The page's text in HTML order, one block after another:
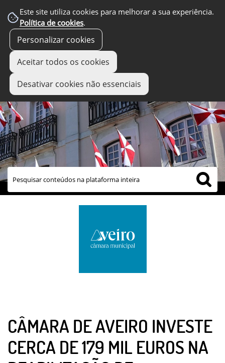
Este site utiliza cookies para melhorar a sua experiência.
Política de cookies.
Personalizar cookies
Aceitar todos os cookies
Desativar cookies não essenciais
links úteis
CÂMARA DE AVEIRO INVESTE
CERCA DE 179 MIL EUROS NA